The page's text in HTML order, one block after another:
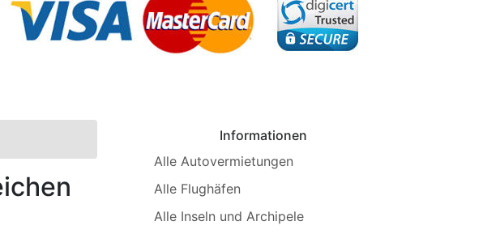
Informationen
Alle Autovermietungen
Alle Flughäfen
Alle Inseln und Archipele